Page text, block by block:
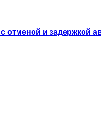
отменой и задержкой